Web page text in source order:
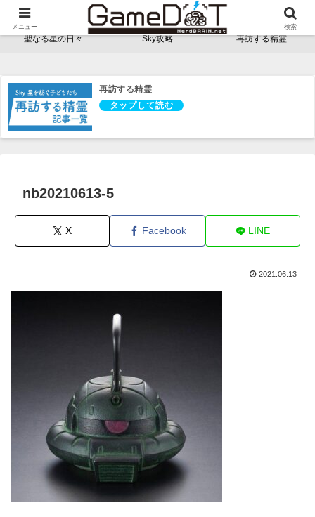
NerdBRAINゲーム支部 - ゲームドット -
聖なる星の日々 Sky攻略 再訪する精霊
再訪する精霊
nb20210613-5
X Facebook LINE
2021.06.13
メニュー 検索